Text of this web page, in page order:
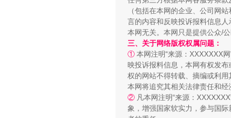
站台名比不上
（包括在本网的企业、公司网
言的内容和反映投诉报料信息
本网无关。本网只是提供公众/
三、关于网络版权权属问题：
① 本网注明“来源：XXXXXXX
映投诉报料信息，本网有权发
权的网站不得转载、摘编或利
本网将追究其相关法律责任和经
② 凡本网注明“来源：
象，增强国家软实力，参与国